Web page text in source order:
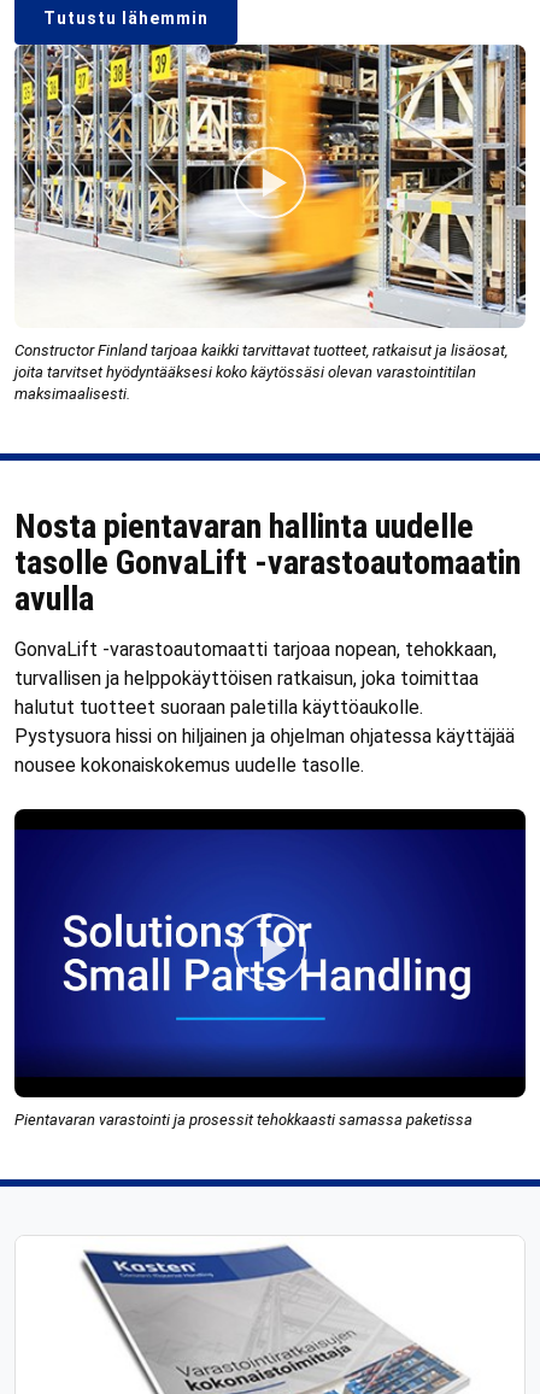
Tutustu lähemmin
Constructor Finland tarjoaa kaikki tarvittavat tuotteet, ratkaisut ja lisäosat,
joita tarvitset hyödyntääksesi koko käytössäsi olevan varastointitilan
maksimaalisesti.
Nosta pientavaran hallinta uudelle
tasolle GonvaLift -varastoautomaatin
avulla
GonvaLift -varastoautomaatti tarjoaa nopean, tehokkaan,
turvallisen ja helppokäyttöisen ratkaisun, joka toimittaa
halutut tuotteet suoraan paletilla käyttöaukolle.
Pystysuora hissi on hiljainen ja ohjelman ohjatessa käyttäjää
nousee kokonaiskokemus uudelle tasolle.
Pientavaran varastointi ja prosessit tehokkaasti samassa paketissa